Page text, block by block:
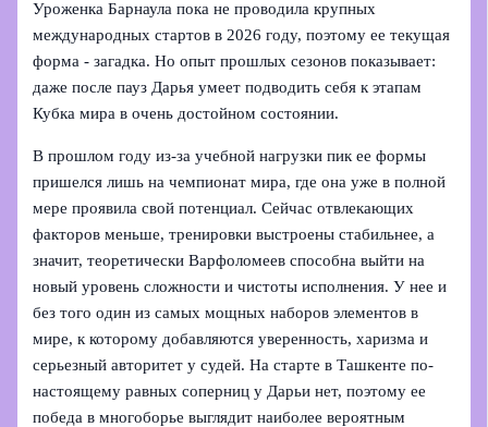
Уроженка Барнаула пока не проводила крупных
международных стартов в 2026 году, поэтому ее текущая
форма - загадка. Но опыт прошлых сезонов показывает:
даже после пауз Дарья умеет подводить себя к этапам
Кубка мира в очень достойном состоянии.
В прошлом году из-за учебной нагрузки пик ее формы
пришелся лишь на чемпионат мира, где она уже в полной
мере проявила свой потенциал. Сейчас отвлекающих
факторов меньше, тренировки выстроены стабильнее, а
значит, теоретически Варфоломеев способна выйти на
новый уровень сложности и чистоты исполнения. У нее и
без того один из самых мощных наборов элементов в
мире, к которому добавляются уверенность, харизма и
серьезный авторитет у судей. На старте в Ташкенте по-
настоящему равных соперниц у Дарьи нет, поэтому ее
победа в многоборье выглядит наиболее вероятным